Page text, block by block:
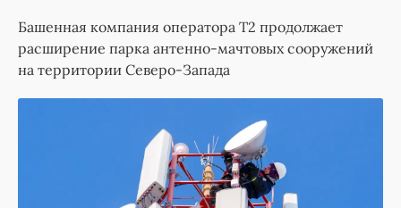
Башенная компания оператора Т2 продолжает
расширение парка антенно-мачтовых сооружений
на территории Северо-Запада